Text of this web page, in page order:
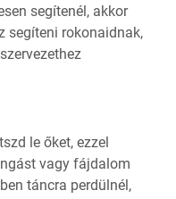
segítenél, akkor
segíteni rokonaidnak,
le őket, ezzel
vagy fájdalom
táncra perdülnél,